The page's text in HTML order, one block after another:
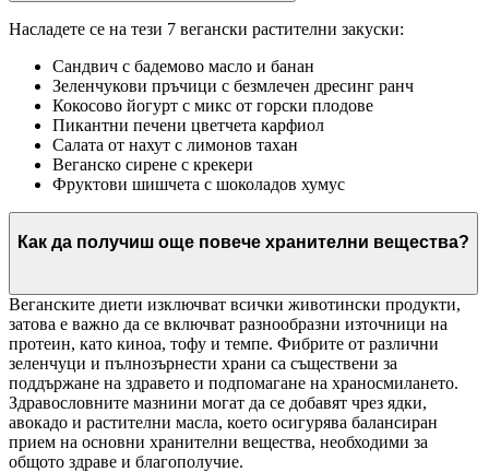
Насладете се на тези 7 вегански растителни закуски:
Сандвич с бадемово масло и банан
Зеленчукови пръчици с безмлечен дресинг ранч
Кокосово йогурт с микс от горски плодове
Пикантни печени цветчета карфиол
Салата от нахут с лимонов тахан
Веганско сирене с крекери
Фруктови шишчета с шоколадов хумус
Как да получиш още повече хранителни вещества?
Веганските диети изключват всички животински продукти,
затова е важно да се включват разнообразни източници на
протеин, като киноа, тофу и темпе. Фибрите от различни
зеленчуци и пълнозърнести храни са съществени за
поддържане на здравето и подпомагане на храносмилането.
Здравословните мазнини могат да се добавят чрез ядки,
авокадо и растителни масла, което осигурява балансиран
прием на основни хранителни вещества, необходими за
общото здраве и благополучие.